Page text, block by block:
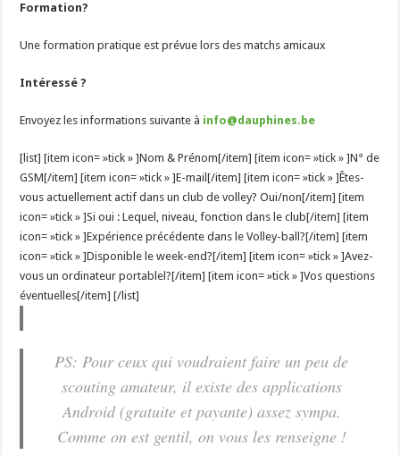
Formation?
Une formation pratique est prévue lors des matchs amicaux
Intéressé ?
Envoyez les informations suivante à info@dauphines.be
[list] [item icon= »tick » ]Nom & Prénom[/item] [item icon= »tick » ]N° de
GSM[/item] [item icon= »tick » ]E-mail[/item] [item icon= »tick » ]Êtes-
vous actuellement actif dans un club de volley? Oui/non[/item] [item
icon= »tick » ]Si oui : Lequel, niveau, fonction dans le club[/item] [item
icon= »tick » ]Expérience précédente dans le Volley-ball?[/item] [item
icon= »tick » ]Disponible le week-end?[/item] [item icon= »tick » ]Avez-
vous un ordinateur portablel?[/item] [item icon= »tick » ]Vos questions
éventuelles[/item] [/list]
PS: Pour ceux qui voudraient faire un peu de
scouting amateur, il existe des applications
Android (gratuite et payante) assez sympa.
Comme on est gentil, on vous les renseigne !